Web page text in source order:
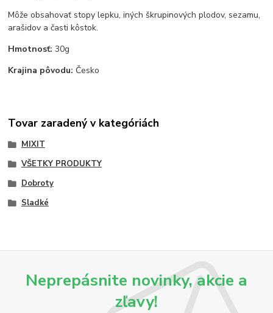
Môže obsahovať stopy lepku, iných škrupinových plodov, sezamu,
arašidov a časti kôstok.
Hmotnosť:30g
Krajina pôvodu: Česko
Tovar zaradený v kategóriách
MIXIT
VŠETKY PRODUKTY
Dobroty
Sladké
Neprepásnite novinky, akcie a
zľavy!